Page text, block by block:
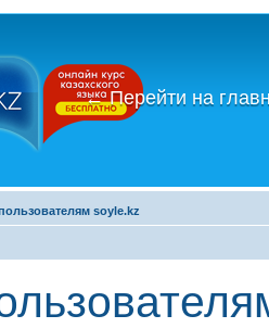
←Перейти на
soyle.kz